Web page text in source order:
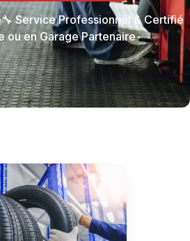
🔧 Service Professionnel & Certifié
ou en Garage Partenaire